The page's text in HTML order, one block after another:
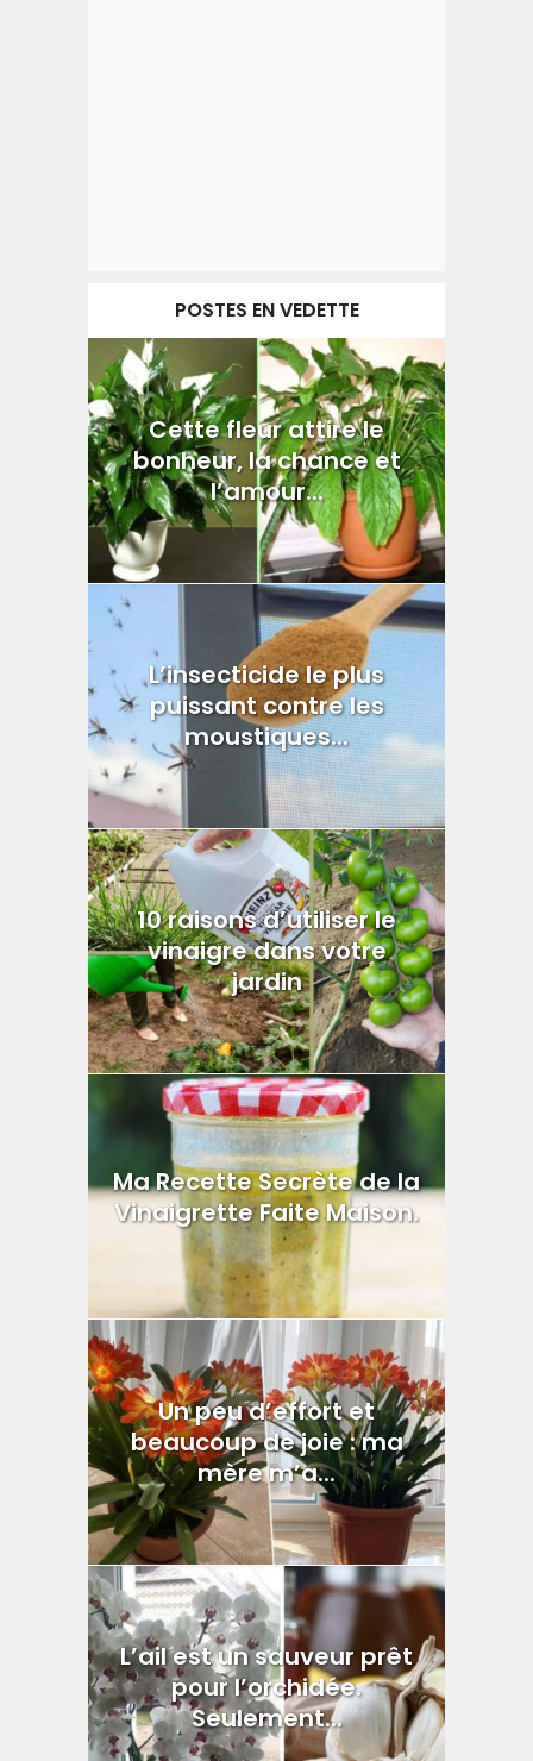
POSTES EN VEDETTE
Cette fleur attire le
bonheur, la chance et
l’amour...
L’insecticide le plus
puissant contre les
moustiques...
10 raisons d’utiliser le
vinaigre dans votre
jardin
Ma Recette Secrète de la
Vinaigrette Faite Maison.
Un peu d’effort et
beaucoup de joie : ma
mère m’a...
L’ail est un sauveur prêt
pour l’orchidée.
Seulement...